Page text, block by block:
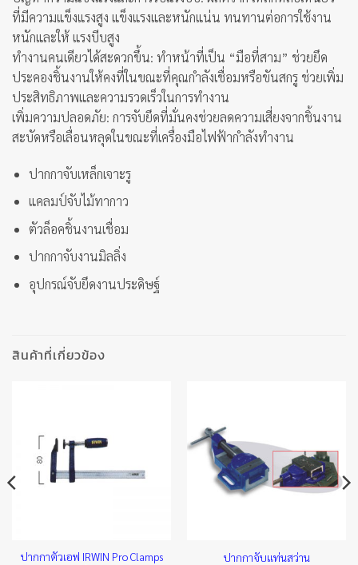
ที่มีความแข็งแรงสูง แข็งแรงและหนักแน่น ทนทานต่อการใช้งาน
หนักและให้ แรงบีบสูง
ทำงานคนเดียวได้สะดวกขึ้น: ทำหน้าที่เป็น “มือที่สาม” ช่วยยึด
ประคองชิ้นงานให้คงที่ในขณะที่คุณกำลังเชื่อมหรือขันสกรู ช่วยเพิ่ม
ประสิทธิภาพและความรวดเร็วในการทำงาน
เพิ่มความปลอดภัย: การจับยึดที่มั่นคงช่วยลดความเสี่ยงจากชิ้นงาน
สะบัดหรือเลื่อนหลุดในขณะที่เครื่องมือไฟฟ้ากำลังทำงาน
ปากกาจับเหล็กเจาะรู
แคลมป์จับไม้ทากาว
ตัวล็อคชิ้นงานเชื่อม
ปากกาจับงานมิลลิ่ง
อุปกรณ์จับยึดงานประดิษฐ์
สินค้าที่เกี่ยวข้อง
ปากกาตัวเอฟ IRWIN Pro Clamps
ปากกาจับแท่นสว่าน